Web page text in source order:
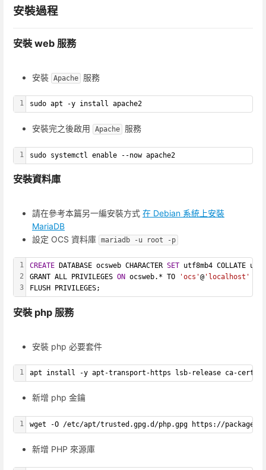
安裝過程
安裝 web 服務
安裝 Apache 服務
1 sudo apt -y install apache2
安裝完之後啟用 Apache 服務
1 sudo systemctl enable --now apache2
安裝資料庫
請在參考本篇另一編安裝方式 在 Debian 系統上安裝
MariaDB
設定 OCS 資料庫 mariadb -u root -p
1
2
3
CREATE DATABASE ocsweb CHARACTER SET utf8mb4 COLLATE
GRANT ALL PRIVILEGES ON ocsweb.* TO 'ocs'@ 'localhost'
FLUSH PRIVILEGES;
安裝 php 服務
安裝 php 必要套件
1 apt install -y apt-transport-https lsb-release ca-
新增 php 金鑰
1 wget -O /etc/apt/trusted.gpg.d/php.gpg https://
新增 PHP 來源庫